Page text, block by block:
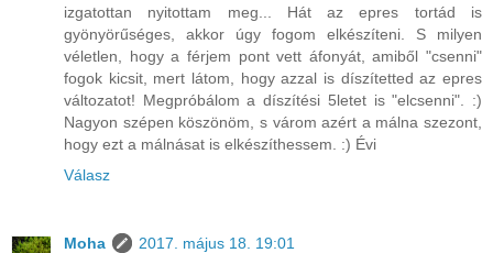
izgatottan nyitottam meg... Hát az epres tortád is
gyönyörűséges, akkor úgy fogom elkészíteni. S milyen
véletlen, hogy a férjem pont vett áfonyát, amiből "csenni"
fogok kicsit, mert látom, hogy azzal is díszítetted az epres
változatot! Megpróbálom a díszítési 5letet is "elcsenni". :)
Nagyon szépen köszönöm, s várom azért a málna szezont,
hogy ezt a málnásat is elkészíthessem. :) Évi
Válasz
Moha
2017. május 18. 19:01